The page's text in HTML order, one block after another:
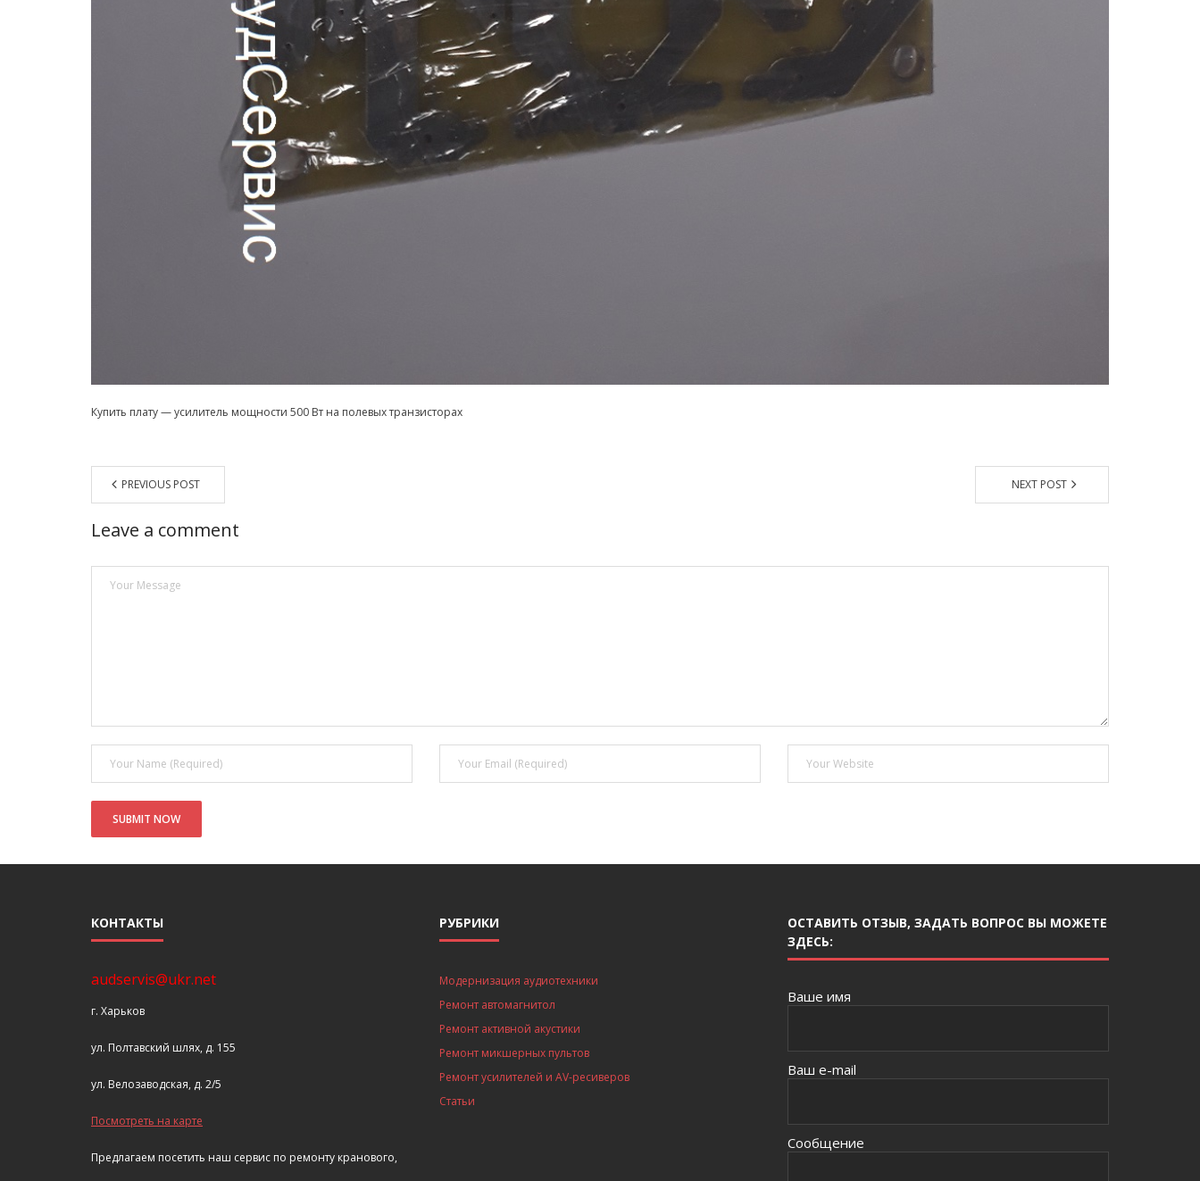
Купить плату — усилитель мощности 500 Вт на полевых транзисторах
PREVIOUS POST NEXT POST
Leave a comment
КОНТАКТЫ
audservis@ukr.net
г. Харьков
ул. Полтавский шлях, д. 155
ул. Велозаводская, д. 2/5
Посмотреть на карте
Предлагаем посетить наш сервис по ремонту кранового,
РУБРИКИ
Модернизация аудиотехники
Ремонт автомагнитол
Ремонт активной акустики
Ремонт микшерных пультов
Ремонт усилителей и AV-ресиверов
Статьи
ОСТАВИТЬ ОТЗЫВ, ЗАДАТЬ ВОПРОС ВЫ МОЖЕТЕ
ЗДЕСЬ:
Ваше имя
Ваш e-mail
Сообщение